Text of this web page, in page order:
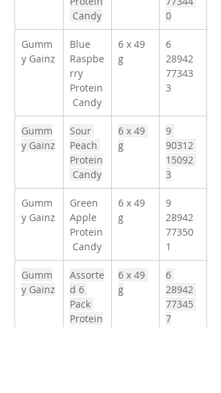
Candy
0
Gumm
y Gainz
Blue
Raspbe
rry
Protein
Candy
6 x 49
g
6
28942
77343
3
Gumm
y Gainz
Sour
Peach
Protein
Candy
6 x 49
g
9
90312
15092
3
Gumm
y Gainz
Green
Apple
Protein
Candy
6 x 49
g
9
28942
77350
1
Gumm
y Gainz
Assorte
d 6
Pack
Protein
6 x 49
g
6
28942
77345
7